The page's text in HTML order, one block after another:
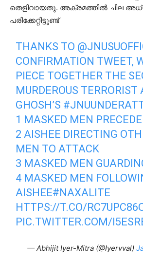
തെളിവായതു. അക്രമത്തിൽ ചില
പരിക്കേറ്റിട്ടുണ്ട്
THANKS TO
CONFIRMATION TWEET,
PIECE TOGETHER THE
MURDEROUS TERRORIST
GHOSH’S
1 MASKED MEN
2 AISHEE DIRECTING
MEN TO ATTACK
3 MASKED MEN
4 MASKED MEN
AISHEE#NAXALITE
HTTPS://T.CO/
PIC.TWITTER.COM/
— Abhijit Iyer-Mitra (@Iyervval)